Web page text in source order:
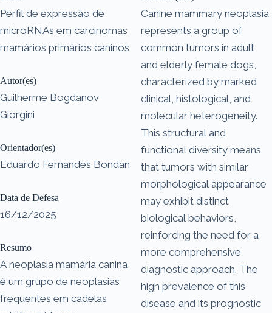
Perfil de expressão de
microRNAs em carcinomas
mamários primários caninos
Autor(es)
Guilherme Bogdanov
Giorgini
Orientador(es)
Eduardo Fernandes Bondan
Data de Defesa
16/12/2025
Resumo
A neoplasia mamária canina
é um grupo de neoplasias
frequentes em cadelas
Canine mammary neoplasia
represents a group of
common tumors in adult
and elderly female dogs,
characterized by marked
clinical, histological, and
molecular heterogeneity.
This structural and
functional diversity means
that tumors with similar
morphological appearance
may exhibit distinct
biological behaviors,
reinforcing the need for a
more comprehensive
diagnostic approach. The
high prevalence of this
disease and its prognostic